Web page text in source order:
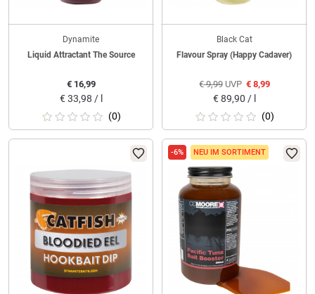
Dynamite
Liquid Attractant The Source
€16,99
€ 33,98 / l
(0)
Black Cat
Flavour Spray (Happy Cadaver)
€9,99UVP €8,99
€ 89,90 / l
(0)
-6% NEU IM SORTIMENT